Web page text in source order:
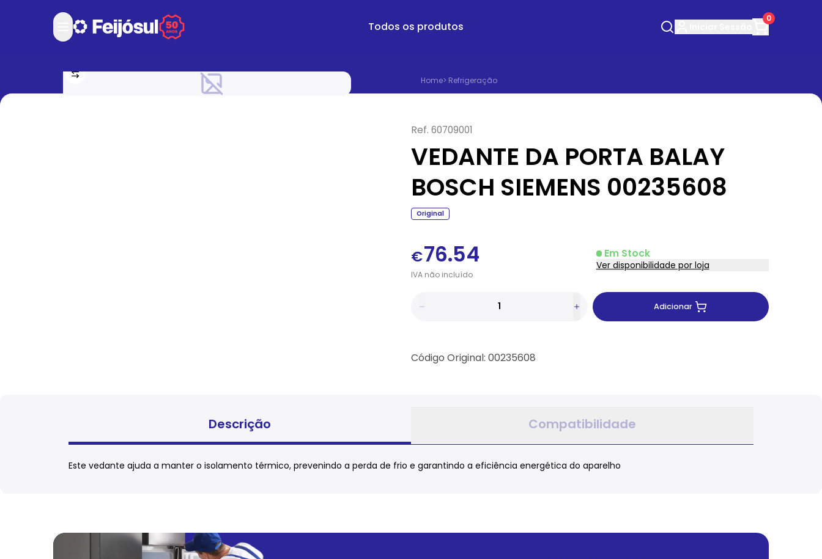
Todos os produtos
0
Home> Refrigeração
Ref. 60709001
VEDANTE DA PORTA BALAY
BOSCH SIEMENS 00235608
Original
€76.54
IVAnãoincluído
Em Stock
Ver disponibilidade por loja
Adicionar
Código Original: 00235608
Descrição Compatibilidade
Este vedante ajuda a manter o isolamento térmico, prevenindo a perda de frio e garantindo a eficiência energética do aparelho